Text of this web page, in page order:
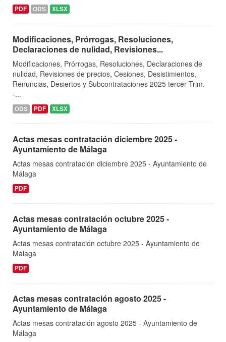
PDF ODS XLSX
Modificaciones, Prórrogas, Resoluciones,
Declaraciones de nulidad, Revisiones...
Modificaciones, Prórrogas, Resoluciones, Declaraciones de
nulidad, Revisiones de precios, Cesiones, Desistimientos,
Renuncias, Desiertos y Subcontrataciones 2025 tercer Trim.
-...
ODS PDF XLSX
Actas mesas contratación diciembre 2025 -
Ayuntamiento de Málaga
Actas mesas contratación diciembre 2025 - Ayuntamiento de
Málaga
PDF
Actas mesas contratación octubre 2025 -
Ayuntamiento de Málaga
Actas mesas contratación octubre 2025 - Ayuntamiento de
Málaga
PDF
Actas mesas contratación agosto 2025 -
Ayuntamiento de Málaga
Actas mesas contratación agosto 2025 - Ayuntamiento de
Málaga